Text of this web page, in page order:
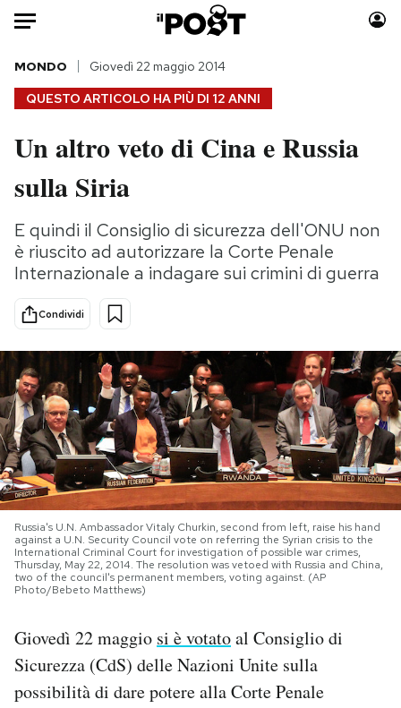
Auto
HOME
Italia
Politica
Tecnologia
Internet
Scienza
Cultura
Economia
Moda
Storie/Idee
Ok Boomer!
Media
Mondiali calcio 2026
PODCAST
NEWSLETTER
I MIEI PREFERITI
CALENDARIO
QUESTO ARTICOLO HA PIÙ DI 12 ANNI
MONDO Giovedì 22 maggio 2014
Un altro veto di Cina e Russia
sulla Siria
E quindi il Consiglio di sicurezza dell'ONU non
è riuscito ad autorizzare la Corte Penale
Internazionale a indagare sui crimini di guerra
Condividi
Russia's U.N. Ambassador Vitaly Churkin, second from left, raise his hand
against a U.N. Security Council vote on referring the Syrian crisis to the
International Criminal Court for investigation of possible war crimes,
Thursday, May 22, 2014. The resolution was vetoed with Russia and China,
two of the council's permanent members, voting against. (AP
Photo/Bebeto Matthews)
Giovedì 22 maggio si è votatoal Consiglio di
Sicurezza (CdS) delle Nazioni Unite sulla
possibilità di dare potere alla Corte Penale